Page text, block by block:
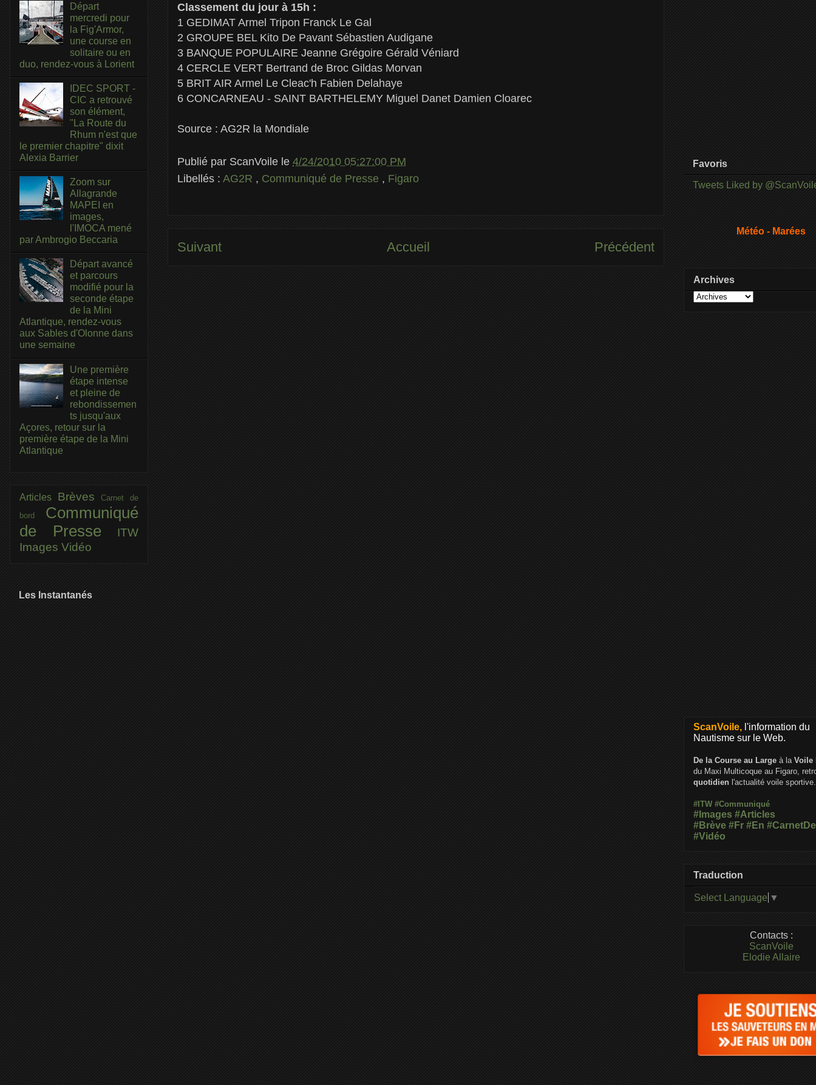
Classement du jour à 15h :
1 GEDIMAT Armel Tripon Franck Le Gal
2 GROUPE BEL Kito De Pavant Sébastien Audigane
3 BANQUE POPULAIRE Jeanne Grégoire Gérald Véniard
4 CERCLE VERT Bertrand de Broc Gildas Morvan
5 BRIT AIR Armel Le Cleac'h Fabien Delahaye
6 CONCARNEAU - SAINT BARTHELEMY Miguel Danet Damien Cloarec
Source : AG2R la Mondiale
Publié par ScanVoile le 4/24/2010 05:27:00 PM
Libellés : AG2R , Communiqué de Presse , Figaro
Suivant Précédent
Accueil
Départ
mercredi pour
la Fig'Armor,
une course en
solitaire ou en
duo, rendez-vous à Lorient
IDEC SPORT -
CIC a retrouvé
son élément,
"La Route du
Rhum n'est que
le premier chapitre" dixit
Alexia Barrier
Zoom sur
Allagrande
MAPEI en
images,
l'IMOCA mené
par Ambrogio Beccaria
Départ avancé
et parcours
modifié pour la
seconde étape
de la Mini
Atlantique, rendez-vous
aux Sables d'Olonne dans
une semaine
Une première
étape intense
et pleine de
rebondissemen
ts jusqu'aux
Açores, retour sur la
première étape de la Mini
Atlantique
Articles BrèvesCarnet de
bord Communiqué
de Presse
ITW
Images Vidéo
Les Instantanés
Favoris
Tweets Liked by
Météo - Marées
Archives
ScanVoile, l'information du
Nautisme sur le Web.
De la Course au Large à la Voile
du Maxi Multicoque au Figaro,
quotidien l'actualité voile sportive.
#ITW #Communiqué
#Images #Articles
#Brève #Fr #En
#Vidéo
Traduction
Select Language ▼
Contacts :
ScanVoile
Elodie Allaire